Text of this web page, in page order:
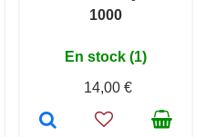
1000
En stock (1)
14,00 €